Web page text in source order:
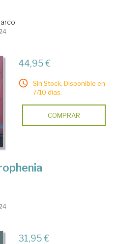
44,95 €
Sin Stock. Disponible en
7/10 días.
COMPRAR
31,95 €